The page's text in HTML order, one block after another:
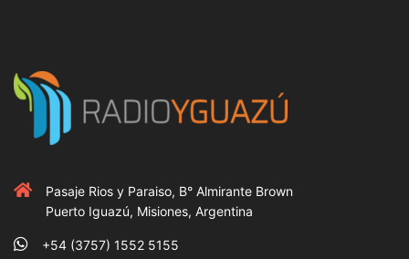
Pasaje Rios y Paraiso, B° Almirante Brown
Puerto Iguazú, Misiones, Argentina
+54 (3757) 1552 5155